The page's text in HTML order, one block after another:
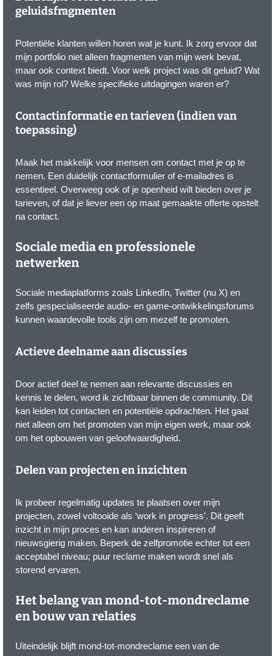
geluidsfragmenten
Potentiële klanten willen horen wat je kunt. Ik zorg ervoor dat
mijn portfolio niet alleen fragmenten van mijn werk bevat,
maar ook context biedt. Voor welk project was dit geluid? Wat
was mijn rol? Welke specifieke uitdagingen waren er?
Contactinformatie en tarieven (indien van
toepassing)
Maak het makkelijk voor mensen om contact met je op te
nemen. Een duidelijk contactformulier of e-mailadres is
essentieel. Overweeg ook of je openheid wilt bieden over je
tarieven, of dat je liever een op maat gemaakte offerte opstelt
na contact.
Sociale media en professionele
netwerken
Sociale mediaplatforms zoals LinkedIn, Twitter (nu X) en
zelfs gespecialiseerde audio- en game-ontwikkelingsforums
kunnen waardevolle tools zijn om mezelf te promoten.
Actieve deelname aan discussies
Door actief deel te nemen aan relevante discussies en
kennis te delen, word ik zichtbaar binnen de community. Dit
kan leiden tot contacten en potentiële opdrachten. Het gaat
niet alleen om het promoten van mijn eigen werk, maar ook
om het opbouwen van geloofwaardigheid.
Delen van projecten en inzichten
Ik probeer regelmatig updates te plaatsen over mijn
projecten, zowel voltooide als ‘work in progress’. Dit geeft
inzicht in mijn proces en kan anderen inspireren of
nieuwsgierig maken. Beperk de zelfpromotie echter tot een
acceptabel niveau; puur reclame maken wordt snel als
storend ervaren.
Het belang van mond-tot-mondreclame
en bouw van relaties
Uiteindelijk blijft mond-tot-mondreclame een van de